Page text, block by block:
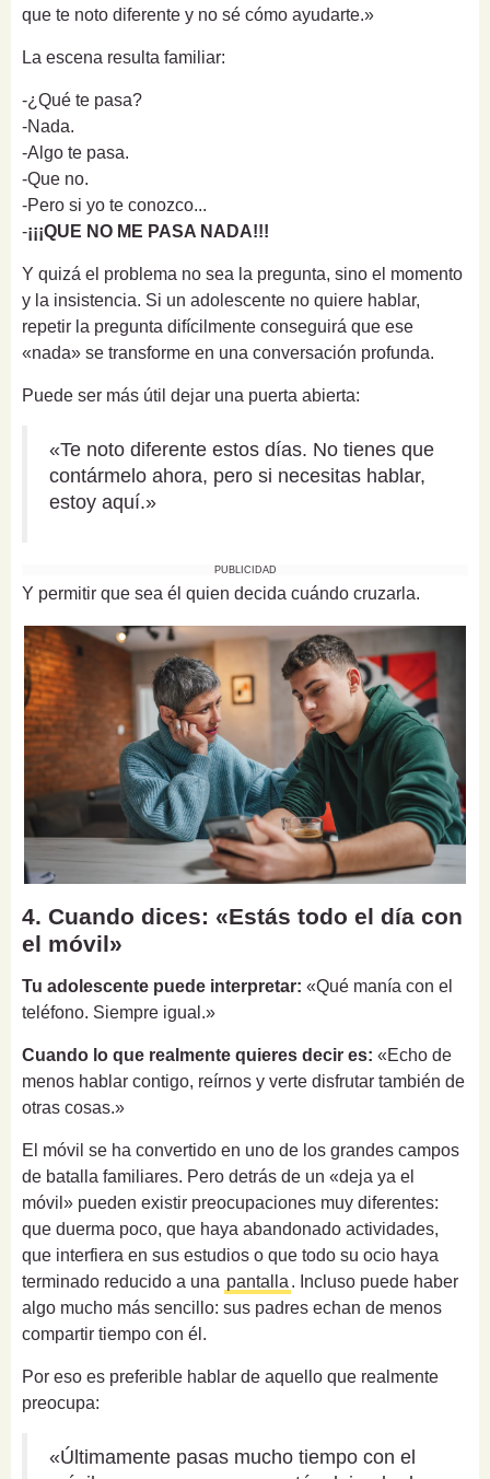
que te noto diferente y no sé cómo ayudarte.»
La escena resulta familiar:
-¿Qué te pasa?
-Nada.
-Algo te pasa.
-Que no.
-Pero si yo te conozco...
-¡¡¡QUE NO ME PASA NADA!!!
Y quizá el problema no sea la pregunta, sino el momento
y la insistencia. Si un adolescente no quiere hablar,
repetir la pregunta difícilmente conseguirá que ese
«nada» se transforme en una conversación profunda.
Puede ser más útil dejar una puerta abierta:
«Te noto diferente estos días. No tienes que
contármelo ahora, pero si necesitas hablar,
estoy aquí.»
PUBLICIDAD
Y permitir que sea él quien decida cuándo cruzarla.
4. Cuando dices: «Estás todo el día con
el móvil»
Tu adolescente puede interpretar: «Qué manía con el
teléfono. Siempre igual.»
Cuando lo que realmente quieres decir es: «Echo de
menos hablar contigo, reírnos y verte disfrutar también de
otras cosas.»
El móvil se ha convertido en uno de los grandes campos
de batalla familiares. Pero detrás de un «deja ya el
móvil» pueden existir preocupaciones muy diferentes:
que duerma poco, que haya abandonado actividades,
que interfiera en sus estudios o que todo su ocio haya
terminado reducido a una pantalla . Incluso puede haber
algo mucho más sencillo: sus padres echan de menos
compartir tiempo con él.
Por eso es preferible hablar de aquello que realmente
preocupa:
«Últimamente pasas mucho tiempo con el